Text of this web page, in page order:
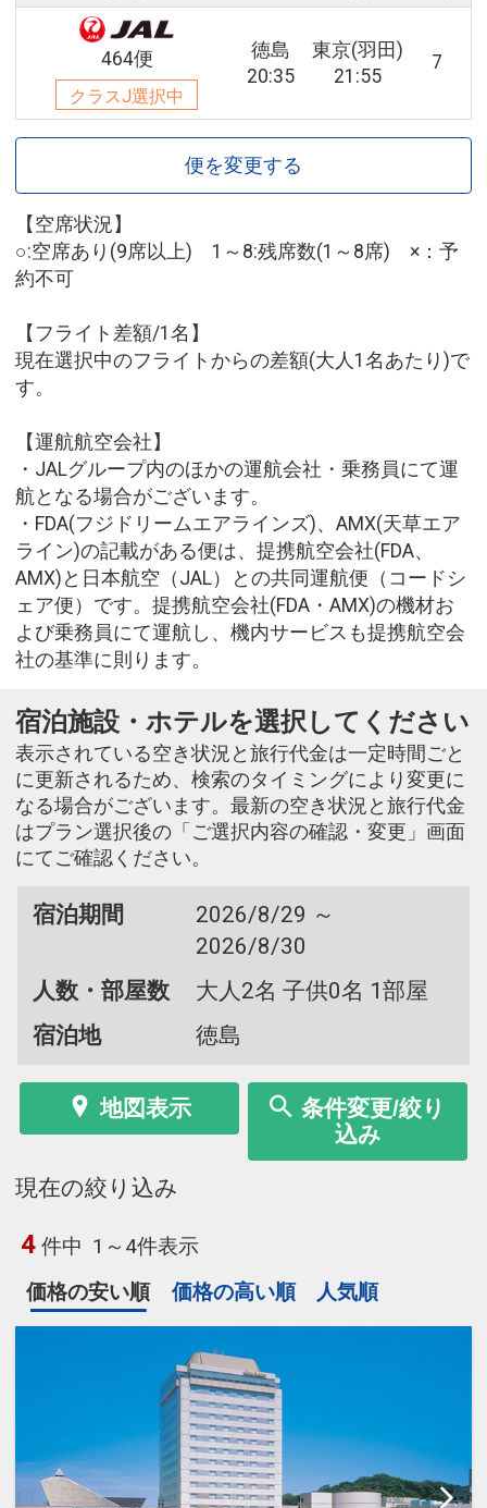
464便
クラスJ選択中
徳島
20:35
東京(羽田)
21:55
7
便を変更する
【空席状況】
○:空席あり(9席以上) 1～8:残席数(1～8席) ×：予
約不可
【フライト差額/1名】
現在選択中のフライトからの差額(大人1名あたり)で
す。
【運航航空会社】
・JALグループ内のほかの運航会社・乗務員にて運
航となる場合がございます。
・FDA(フジドリームエアラインズ)、AMX(天草エア
ライン)の記載がある便は、提携航空会社(FDA、
AMX)と日本航空（JAL）との共同運航便（コードシ
ェア便）です。提携航空会社(FDA・AMX)の機材お
よび乗務員にて運航し、機内サービスも提携航空会
社の基準に則ります。
宿泊施設・ホテルを選択してください
表示されている空き状況と旅行代金は一定時間ごと
に更新されるため、検索のタイミングにより変更に
なる場合がございます。最新の空き状況と旅行代金
はプラン選択後の「ご選択内容の確認・変更」画面
にてご確認ください。
宿泊期間
2026/8/29 ～
2026/8/30
人数・部屋数
大人2名 子供0名 1部屋
宿泊地
徳島
地図表示
条件変更/絞り
込み
現在の絞り込み
4 件中 1～4件表示
価格の安い順
価格の高い順 人気順